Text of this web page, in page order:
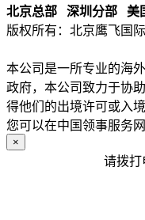
北京总部 深圳分部 美
版权所有：北京鹰飞国
本公司是一所专业的海
政府，本公司致力于协
得他们的出境许可或入
您可以在中国领事服务
×
请拨打